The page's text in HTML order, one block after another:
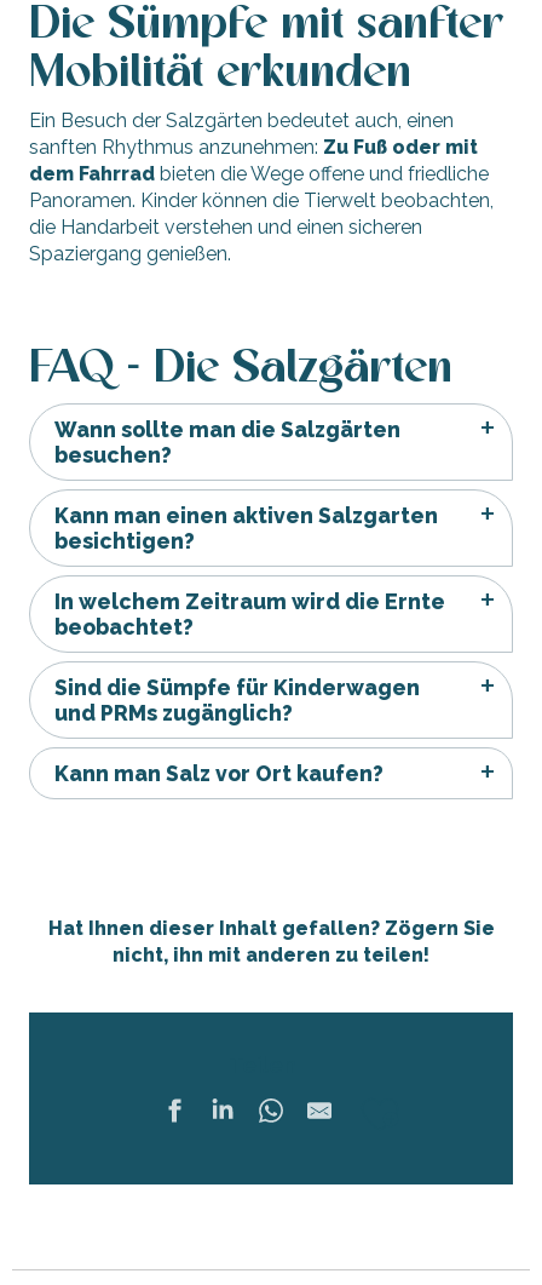
Die Sümpfe mit sanfter
Mobilität erkunden
Ein Besuch der Salzgärten bedeutet auch, einen
sanften Rhythmus anzunehmen: Zu Fuß oder mit
dem Fahrrad bieten die Wege offene und friedliche
Panoramen. Kinder können die Tierwelt beobachten,
die Handarbeit verstehen und einen sicheren
Spaziergang genießen.
FAQ - Die Salzgärten
Wann sollte man die Salzgärten
besuchen?
Kann man einen aktiven Salzgarten
besichtigen?
In welchem Zeitraum wird die Ernte
beobachtet?
Sind die Sümpfe für Kinderwagen
und PRMs zugänglich?
Kann man Salz vor Ort kaufen?
Hat Ihnen dieser Inhalt gefallen? Zögern Sie
nicht, ihn mit anderen zu teilen!